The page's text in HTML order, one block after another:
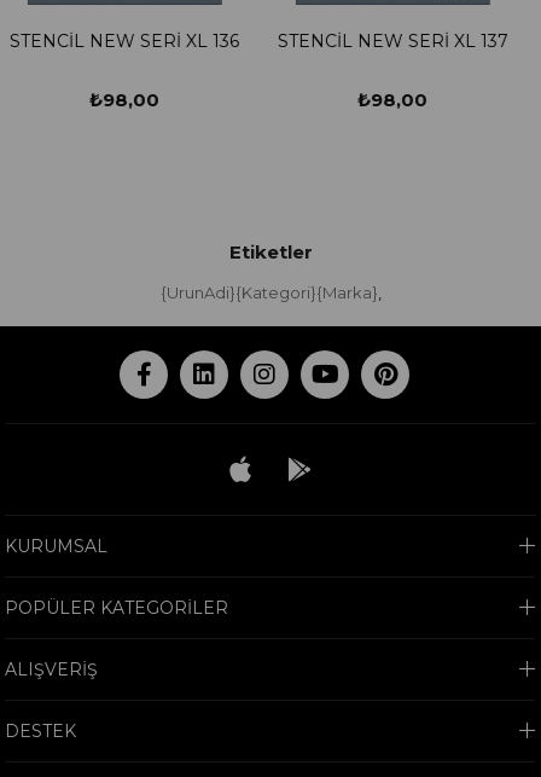
XL 136 STENCİL NEW SERİ XL 137 STENCİL NEW
Etiketler
{UrunAdi}{Kategori}{Marka},
KURUMSAL
POPÜLER KATEGORİLER
ALIŞVERİŞ
DESTEK